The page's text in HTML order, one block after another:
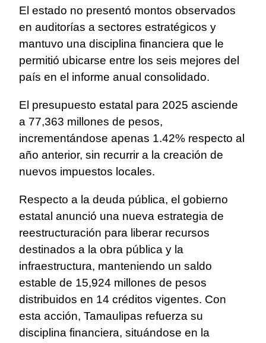
El estado no presentó montos observados
en auditorías a sectores estratégicos y
mantuvo una disciplina financiera que le
permitió ubicarse entre los seis mejores del
país en el informe anual consolidado.
El presupuesto estatal para 2025 asciende
a 77,363 millones de pesos,
incrementándose apenas 1.42% respecto al
año anterior, sin recurrir a la creación de
nuevos impuestos locales.
Respecto a la deuda pública, el gobierno
estatal anunció una nueva estrategia de
reestructuración para liberar recursos
destinados a la obra pública y la
infraestructura, manteniendo un saldo
estable de 15,924 millones de pesos
distribuidos en 14 créditos vigentes. Con
esta acción, Tamaulipas refuerza su
disciplina financiera, situándose en la